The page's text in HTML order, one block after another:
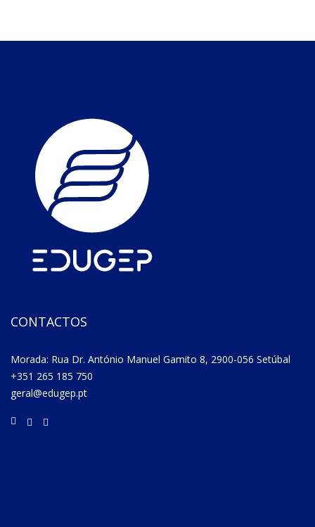
CONTACTOS
Morada: Rua Dr. António Manuel Gamito 8, 2900-056 Setúbal
+351 265 185 750
geral@edugep.pt